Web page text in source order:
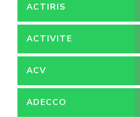
ACTIRIS
ACTIVITE
ACV
ADECCO